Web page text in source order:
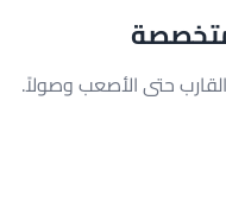
حتى الأصعب وصولاً.